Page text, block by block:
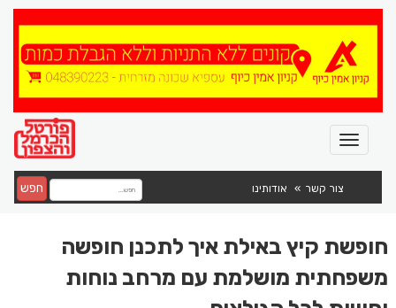
צור קשר אודותינו חפש
חופשת קיץ באילת איך לתכנן חופשה
משפחתית מושלמת עם מרחב נוחות